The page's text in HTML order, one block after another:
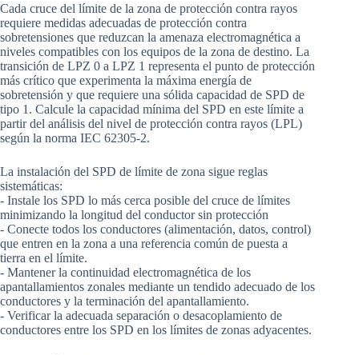
Cada cruce del límite de la zona de protección contra rayos
requiere medidas adecuadas de protección contra
sobretensiones que reduzcan la amenaza electromagnética a
niveles compatibles con los equipos de la zona de destino. La
transición de LPZ 0 a LPZ 1 representa el punto de protección
más crítico que experimenta la máxima energía de
sobretensión y que requiere una sólida capacidad de SPD de
tipo 1. Calcule la capacidad mínima del SPD en este límite a
partir del análisis del nivel de protección contra rayos (LPL)
según la norma IEC 62305-2.
La instalación del SPD de límite de zona sigue reglas
sistemáticas:
- Instale los SPD lo más cerca posible del cruce de límites
minimizando la longitud del conductor sin protección
- Conecte todos los conductores (alimentación, datos, control)
que entren en la zona a una referencia común de puesta a
tierra en el límite.
- Mantener la continuidad electromagnética de los
apantallamientos zonales mediante un tendido adecuado de los
conductores y la terminación del apantallamiento.
- Verificar la adecuada separación o desacoplamiento de
conductores entre los SPD en los límites de zonas adyacentes.